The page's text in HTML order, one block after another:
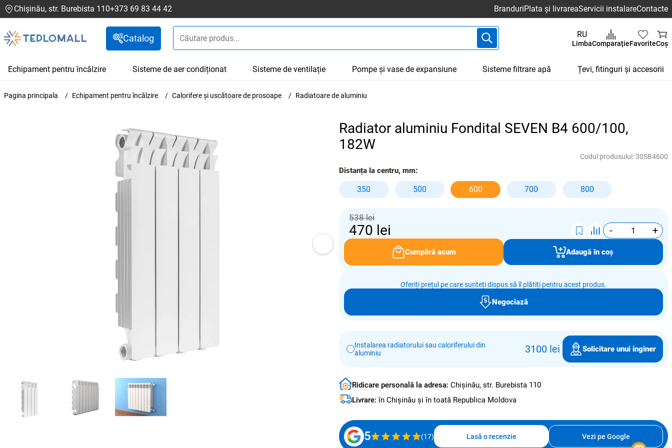
Chișinău, str. Burebista 110+373 69 83 44 42 BranduriPlata și livrareaServicii instalareContacte
Catalog RU
LimbaComparațieFavoriteCoș
Echipament pentru încălzire Sisteme de aer condiționat Sisteme de ventilație Pompe și vase de expansiune Sisteme filtrare apă Țevi, fitinguri și accesorii
Pagina principala Echipament pentru încălzire Calorifere și uscătoare de prosoape Radiatoare de aluminiu
Radiator aluminiu Fondital SEVEN B4 600/100,
182W
Codul produsului:30SB4600
Distanța la centru, mm:
350 500 600 700 800
538 lei
470 lei - +
Cumpără acum Adaugă în coș
Oferiți prețul pe care sunteți dispus să îl plătiți pentru acest produs.
Negociază
Instalarea radiatorului sau caloriferului din
aluminiu
3100 lei Solicitare unui inginer
Ridicare personală la adresa: Chișinău, str. Burebista 110
Livrare:în Chișinău și în toată Republica Moldova
5 (17) Lasă o recenzie Vezi pe Google